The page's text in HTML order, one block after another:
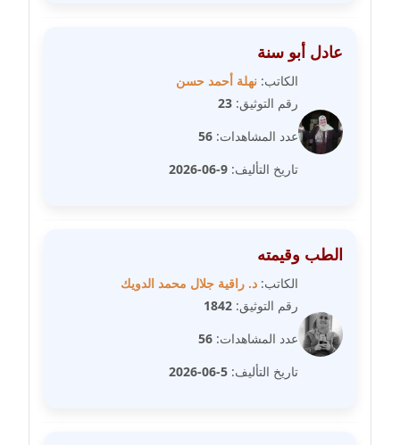
مدونة عبد الكريم موسى
عاملة
مدونة عبد الوهاب بدر
عاملة
مدونة عبير سعد
عاملة
مدونة عبير عبد الرحيم (ماعت)
عادل أبو سنة
الكاتب: نهلة أحمد حسن
رقم التوثيق: 23
عدد المشاهدات: 56
تاريخ التأليف: 9-06-2026
الطب وقيمته
الكاتب: د. راقية جلال محمد الدويك
رقم التوثيق: 1842
عدد المشاهدات: 56
تاريخ التأليف: 5-06-2026